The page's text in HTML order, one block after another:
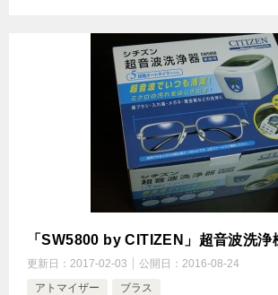
「SW5800 by CITIZEN」超音波洗浄
更新日： 2017-02-03 公開日： 2016-08-24
アトマイザー
ブラス